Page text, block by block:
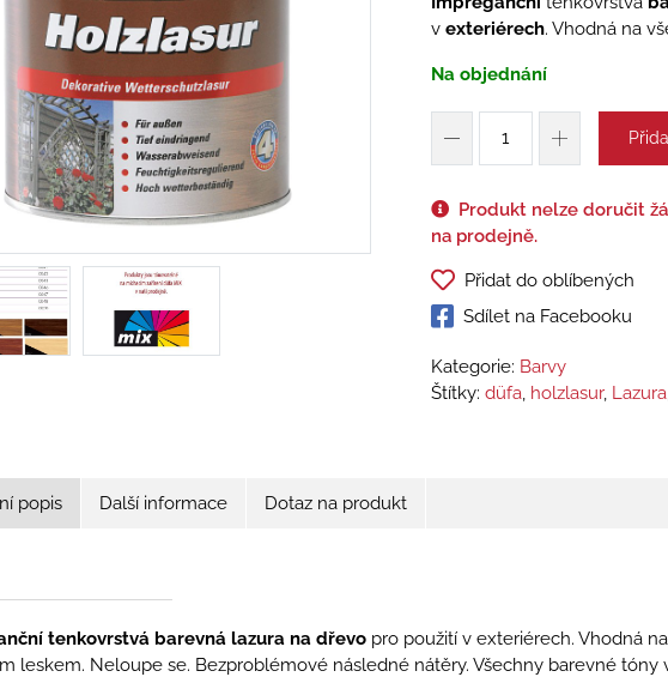
v exteriérech. Vhodná na
Na objednání
Produkt nelze doručit
na prodejně.
Přidat do oblíbených
Sdílet na Facebooku
Kategorie: Barvy
Štítky: düfa holzlasur, Lazura
popis Další informace Dotaz na produkt
tenkovrstvá barevná lazura na dřevopro použití v exteriérech. Vhodná
leskem. Neloupe se. Bezproblémové následné nátěry. Všechny barevné tóny